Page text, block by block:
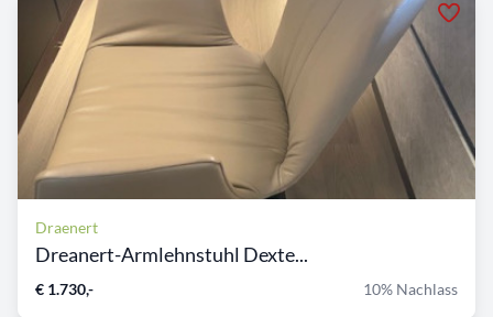
Draenert
Dreanert-Armlehnstuhl Dexte...
€ 1.730,- 10% Nachlass